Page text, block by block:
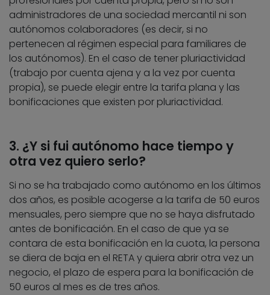
administradores de una sociedad mercantil ni son
autónomos colaboradores (es decir, si no
pertenecen al régimen especial para familiares de
los autónomos). En el caso de tener pluriactividad
(trabajo por cuenta ajena y a la vez por cuenta
propia), se puede elegir entre la tarifa plana y las
bonificaciones que existen por pluriactividad.
3. ¿Y si fui autónomo hace tiempo y
otra vez quiero serlo?
Si no se ha trabajado como autónomo en los últimos
dos años, es posible acogerse a la tarifa de 50 euros
mensuales, pero siempre que no se haya disfrutado
antes de bonificación. En el caso de que ya se
contara de esta bonificación en la cuota, la persona
se diera de baja en el RETA y quiera abrir otra vez un
negocio, el plazo de espera para la bonificación de
50 euros al mes es de tres años.